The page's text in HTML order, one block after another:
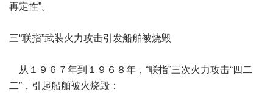
再定性”。
三“联指”武装火力攻击引发船舶被烧毁
从１９６７年到１９６８年，“联指”三次火力攻击“四二
二”，引起船舶被火烧毁：